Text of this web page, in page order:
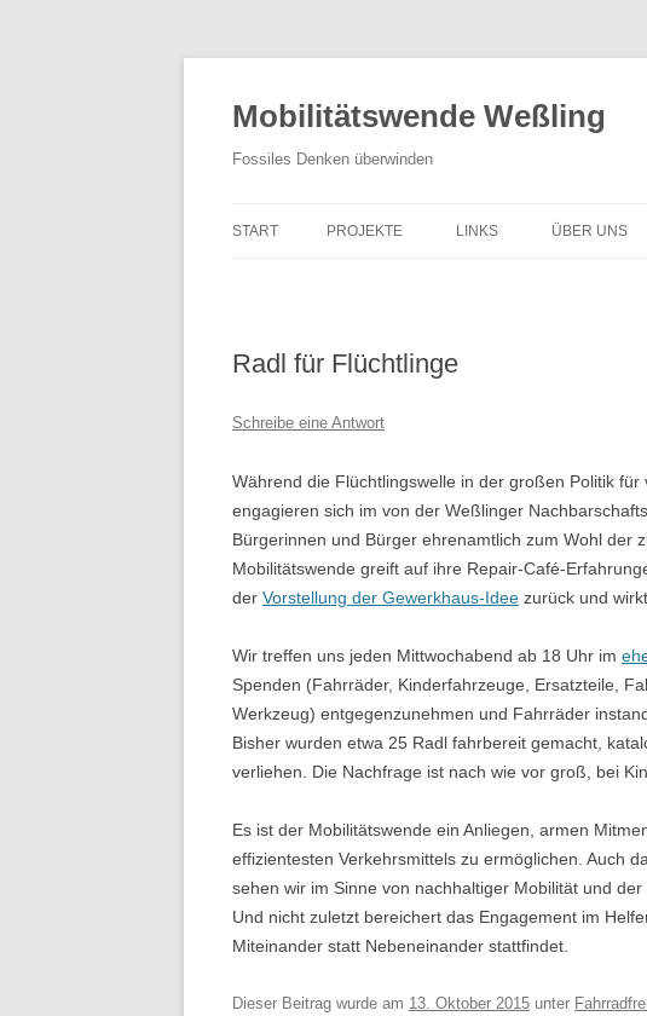
Mobilitätswende Weßling
Fossiles Denken überwinden
START PROJEKTE
RADL WERKSTATT
LARA 1
CARSHARING
BORDSTEINABSENKUNGEN
BOOKSHARING
AKTION 2019
DEMO 2017
FAHRRADINFRASTRUKTUR
LINKS ÜBER UNS
Radl für Flüchtlinge
Schreibe eine Antwort
Während die Flüchtlingswelle in der großen Politik für
engagieren sich im von der Weßlinger
Bürgerinnen und Bürger ehrenamtlich zum Wohl der
Mobilitätswende greift auf ihre Repair-Café-
der Vorstellung der Gewerkhaus-Idee zurück und
Wir treffen uns jeden Mittwochabend ab 18 Uhr im
Spenden (Fahrräder, Kinderfahrzeuge, Ersatzteile,
Werkzeug) entgegenzunehmen und Fahrräder
Bisher wurden etwa 25 Radl fahrbereit gemacht,
verliehen. Die Nachfrage ist nach wie vor groß, bei
Es ist der Mobilitätswende ein Anliegen, armen
effizientesten Verkehrsmittels zu ermöglichen. Auch
sehen wir im Sinne von nachhaltiger Mobilität und
Und nicht zuletzt bereichert das Engagement im
Miteinander statt Nebeneinander stattfindet.
Dieser Beitrag wurde am 13. Oktober 2015 unter